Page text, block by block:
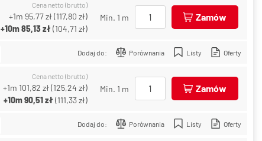
Cena netto (brutto)
+1m 95,77 zł(117,80 zł)
+10m85,13 zł(104,71 zł)
Min. 1 m Zamów
Dodaj do: Porównania Listy Oferty
Cena netto (brutto)
+1m 101,82 zł(125,24 zł)
+10m90,51 zł(111,33 zł)
Min. 1 m Zamów
Dodaj do: Porównania Listy Oferty